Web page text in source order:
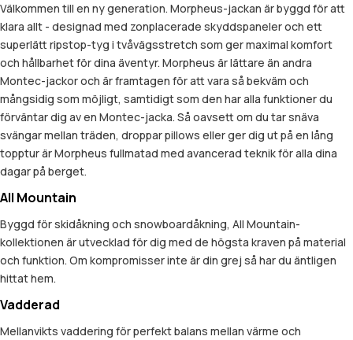
Välkommen till en ny generation. Morpheus-jackan är byggd för att
klara allt - designad med zonplacerade skyddspaneler och ett
superlätt ripstop-tyg i tvåvägsstretch som ger maximal komfort
och hållbarhet för dina äventyr. Morpheus är lättare än andra
Montec-jackor och är framtagen för att vara så bekväm och
mångsidig som möjligt, samtidigt som den har alla funktioner du
förväntar dig av en Montec-jacka. Så oavsett om du tar snäva
svängar mellan träden, droppar pillows eller ger dig ut på en lång
topptur är Morpheus fullmatad med avancerad teknik för alla dina
dagar på berget.
All Mountain
Byggd för skidåkning och snowboardåkning, All Mountain-
kollektionen är utvecklad för dig med de högsta kraven på material
och funktion. Om kompromisser inte är din grej så har du äntligen
hittat hem.
Vadderad
Mellanvikts vaddering för perfekt balans mellan värme och